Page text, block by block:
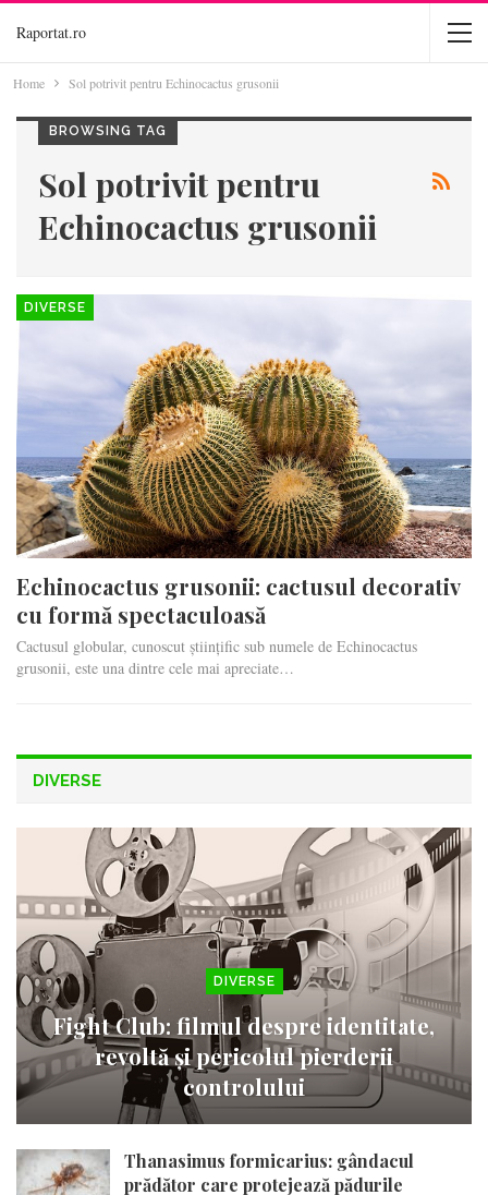
Raportat.ro
Home Sol potrivit pentru Echinocactus grusonii
BROWSING TAG
Sol potrivit pentru
Echinocactus grusonii
DIVERSE
Echinocactus grusonii: cactusul decorativ
cu formă spectaculoasă
Cactusul globular, cunoscut științific sub numele de Echinocactus
grusonii, este una dintre cele mai apreciate…
DIVERSE
DIVERSE
Fight Club: filmul despre identitate,
revoltă și pericolul pierderii
controlului
Thanasimus formicarius: gândacul
prădător care protejează pădurile